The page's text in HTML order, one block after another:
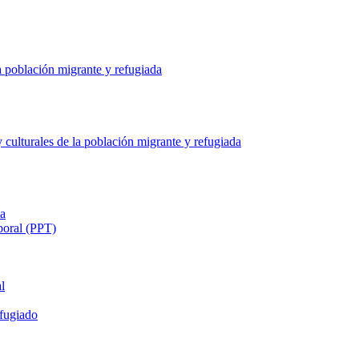
migrante y refugiada
de la población migrante y refugiada
(PPT)